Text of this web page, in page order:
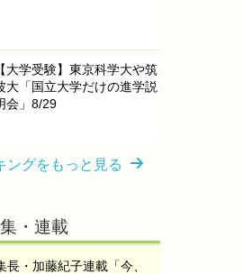
【大学受験】東京科学大や筑
大「国立大学だけの進学説
会」8/29
ングをもっと見る
・連載
長・加藤紀子連載「今、